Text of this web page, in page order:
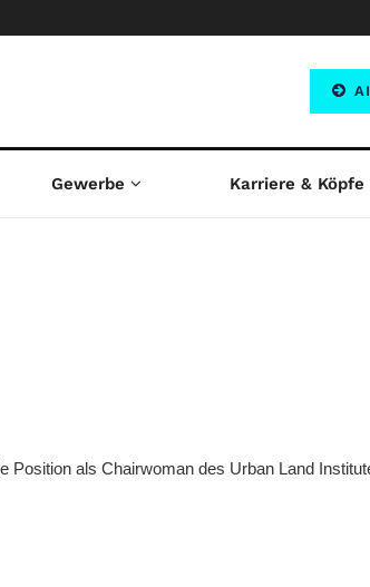
Gewerbe Karriere & Köpfe
Position als Chairwoman des Urban Land